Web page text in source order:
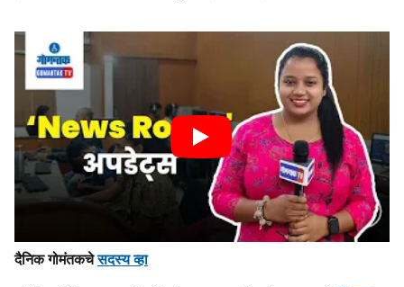
दैनिक गोमंतकचेसदस्य व्हा